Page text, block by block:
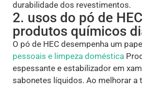
durabilidade dos revestimentos.
2. usos do pó de
produtos químicos
O pó de HEC desempenha um
pessoais e limpeza doméstica
espessante e estabilizador em
sabonetes líquidos. Ao melhorar a